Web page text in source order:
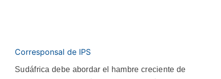
Corresponsal de IPS
Sudáfrica debe abordar el hambre creciente de